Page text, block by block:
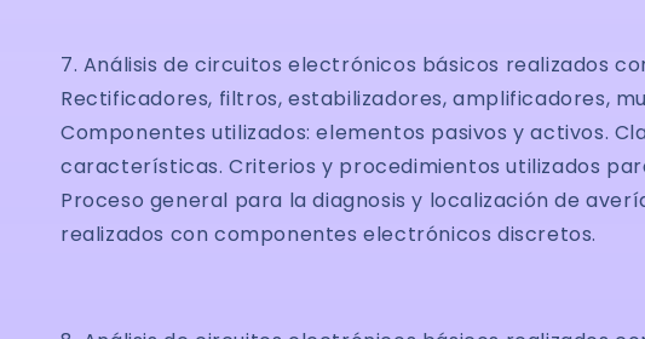
7. Análisis de circuitos electrónicos básicos realizados
Rectificadores, filtros, estabilizadores, amplificadores,
Componentes utilizados: elementos pasivos y activos.
características. Criterios y procedimientos utilizados
Proceso general para la diagnosis y localización de
realizados con componentes electrónicos discretos.